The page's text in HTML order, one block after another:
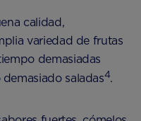
calidad,
variedad de frutas
demasiadas
saladas4.